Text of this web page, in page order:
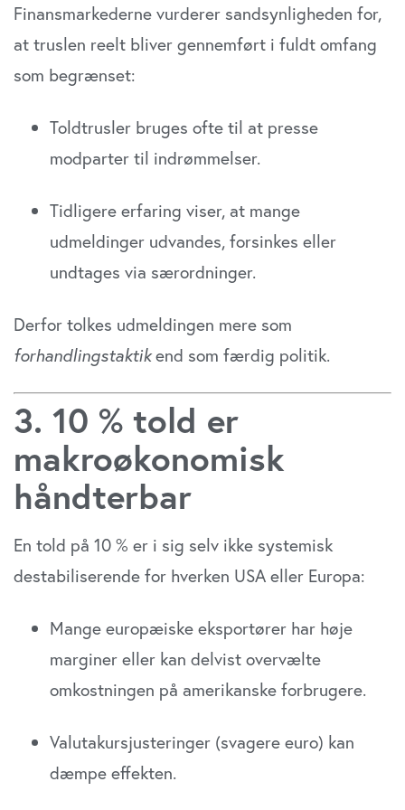
Finansmarkederne vurderer sandsynligheden for,
at truslen reelt bliver gennemført i fuldt omfang
som begrænset:
Toldtrusler bruges ofte til at presse
modparter til indrømmelser.
Tidligere erfaring viser, at mange
udmeldinger udvandes, forsinkes eller
undtages via særordninger.
Derfor tolkes udmeldingen mere som
forhandlingstaktikend som færdig politik.
3. 10 % told er
makroøkonomisk
håndterbar
En told på 10 % er i sig selv ikke systemisk
destabiliserende for hverken USA eller Europa:
Mange europæiske eksportører har høje
marginer eller kan delvist overvælte
omkostningen på amerikanske forbrugere.
Valutakursjusteringer (svagere euro) kan
dæmpe effekten.